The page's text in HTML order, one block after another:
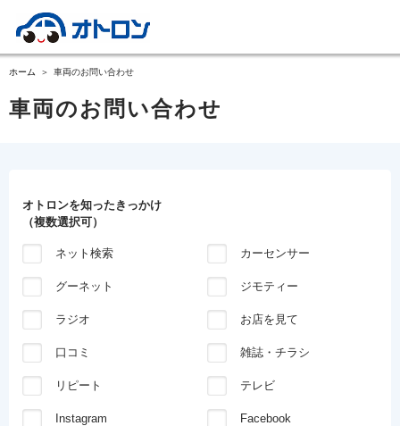
ホーム 車両のお問い合わせ
車両のお問い合わせ
オトロンを知ったきっかけ
（複数選択可）
ネット検索 カーセンサー
グーネット ジモティー
ラジオ お店を見て
口コミ 雑誌・チラシ
リピート テレビ
Instagram Facebook